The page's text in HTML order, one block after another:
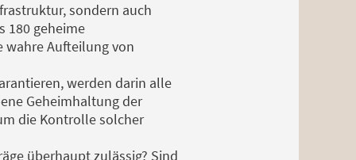
sondern auch
180 geheime
wahre Aufteilung von
werden darin alle
Geheimhaltung der
die Kontrolle solcher
überhaupt zulässig? Sind